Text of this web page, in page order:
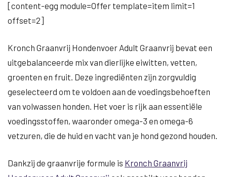
[content-egg module=Offer template=item limit=1
offset=2]
Kronch Graanvrij Hondenvoer Adult Graanvrij bevat een
uitgebalanceerde mix van dierlijke eiwitten, vetten,
groenten en fruit. Deze ingrediënten zijn zorgvuldig
geselecteerd om te voldoen aan de voedingsbehoeften
van volwassen honden. Het voer is rijk aan essentiële
voedingsstoffen, waaronder omega-3 en omega-6
vetzuren, die de huid en vacht van je hond gezond houden.
Dankzij de graanvrije formule is Kronch Graanvrij